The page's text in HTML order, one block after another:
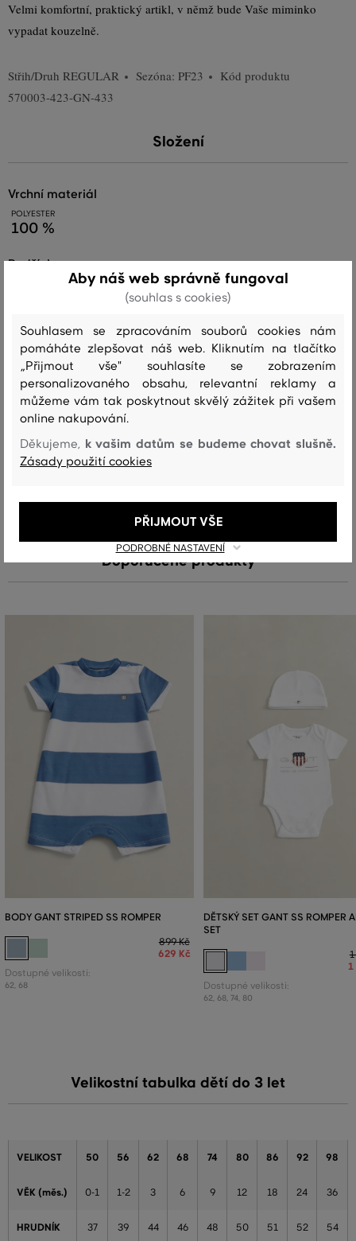
Velmi komfortní, praktický artikl, v němž bude Vaše miminko
vypadat kouzelně.
Střih/Druh REGULAR Sezóna: PF23
Kód produktu
570003-423-GN-433
Složení
vrchní materiál
POLYESTER
100 %
podšívka
výplň
REC. POLYESTER
100 %
Doporučené produkty
BODY GANT STRIPED SS ROMPER
899 Kč
629 Kč
Dostupné velikosti:
62, 68
DĚTSKÝ SET GANT SS ROMPER
SET
Dostupné velikosti:
62, 68, 74, 80
Velikostní tabulka dětí do 3 let
VELIKOST 50 56 62 68 74 80 86 92 98
VĚK (měs.) 0-1 1-2 3 6 9 12 18 24 36
HRUDNÍK 37 39 44 46 48 50 51 52 54
Aby náš web správně fungoval
(souhlas s cookies)
Souhlasem se zpracováním souborů cookies nám
pomáháte zlepšovat náš web. Kliknutím na tlačítko
„Přijmout vše" souhlasíte se zobrazením
personalizovaného obsahu, relevantní reklamy a
můžeme vám tak poskytnout skvělý zážitek při vašem
online nakupování.
Děkujeme, k vašim datům se budeme chovat slušně.
Zásady použití cookies
PODROBNÉ NASTAVENÍ
PŘIJMOUT VŠE